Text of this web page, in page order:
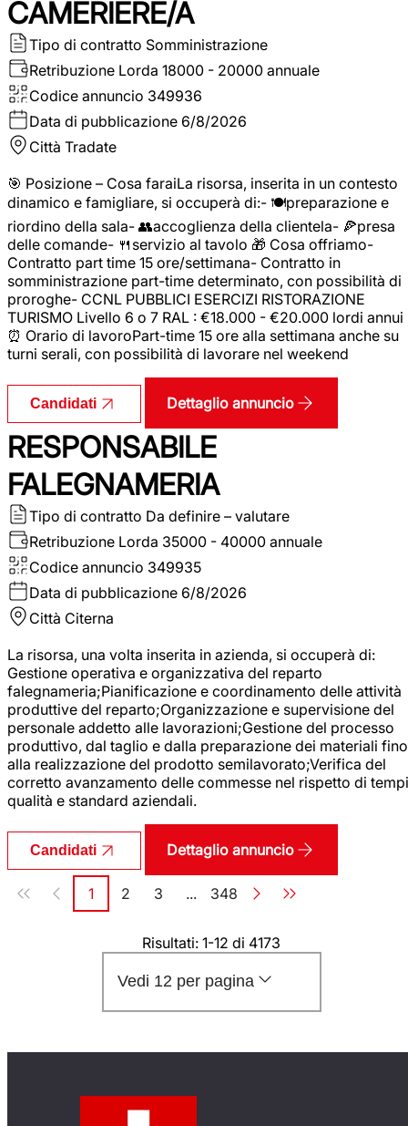
CAMERIERE/A
Tipo di contratto Somministrazione
Retribuzione Lorda 18000 - 20000 annuale
Codice annuncio 349936
Data di pubblicazione 6/8/2026
Città Tradate
🎯 Posizione – Cosa faraiLa risorsa, inserita in un contesto
dinamico e famigliare, si occuperà di:- 🍽️preparazione e
riordino della sala- 👥accoglienza della clientela- 🍕presa
delle comande- 🍴servizio al tavolo 🎁 Cosa offriamo-
Contratto part time 15 ore/settimana- Contratto in
somministrazione part-time determinato, con possibilità di
proroghe- CCNL PUBBLICI ESERCIZI RISTORAZIONE
TURISMO Livello 6 o 7 RAL : €18.000 - €20.000 lordi annui
⏰ Orario di lavoroPart-time 15 ore alla settimana anche su
turni serali, con possibilità di lavorare nel weekend
Candidati Dettaglio annuncio
RESPONSABILE
FALEGNAMERIA
Tipo di contratto Da definire – valutare
Retribuzione Lorda 35000 - 40000 annuale
Codice annuncio 349935
Data di pubblicazione 6/8/2026
Città Citerna
La risorsa, una volta inserita in azienda, si occuperà di:
Gestione operativa e organizzativa del reparto
falegnameria;Pianificazione e coordinamento delle attività
produttive del reparto;Organizzazione e supervisione del
personale addetto alle lavorazioni;Gestione del processo
produttivo, dal taglio e dalla preparazione dei materiali fino
alla realizzazione del prodotto semilavorato;Verifica del
corretto avanzamento delle commesse nel rispetto di
qualità e standard aziendali.
Candidati Dettaglio annuncio
Paginazione
Pagina
1 Pagina
2 Pagina
3 ... Pagina
348
Risultati: 1-12 di 4173
Vedi 12 per pagina